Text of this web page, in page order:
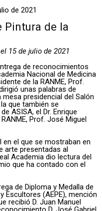
de 2021
Pintura de la
15 de julio de 2021
de reconocimientos
Nacional de Medicina
de la RANME, Prof.
unas palabras de
presidencial del Salón
que también se
ASISA, el Dr. Enrique
Prof. José Miguel
en el que se mostraban en
arte presentadas al
Academia dio lectura del
que ha contado con el
de Diploma y Medalla de
Escultores (AEPE), mención
recibió D. Juan Manuel